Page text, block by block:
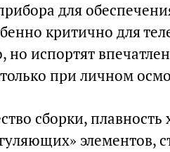
для
критично для
испортят
при личном
сборки, плавность
элементов,